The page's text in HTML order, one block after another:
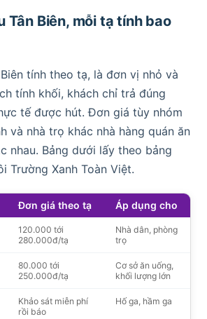
Tân Biên, mỗi tạ tính bao
tính theo tạ, là đơn vị nhỏ và
tính khối, khách chỉ trả đúng
tế được hút. Đơn giá tùy nhóm
và nhà trọ khác nhà hàng quán ăn
nhau. Bảng dưới lấy theo bảng
Trường Xanh Toàn Việt.
Đơn giá theo tạ Áp dụng cho
120.000 tới
280.000đ/tạ
Nhà dân, phòng
trọ
80.000 tới
250.000đ/tạ
Cơ sở ăn uống,
khối lượng lớn
Khảo sát miễn phí
rồi báo
Hố ga, hầm ga